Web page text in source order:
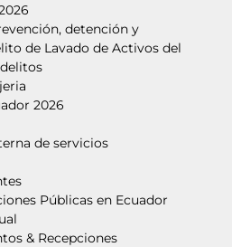
detención y
de Lavado de Activos del
2026
de servicios
Públicas en Ecuador
& Recepciones